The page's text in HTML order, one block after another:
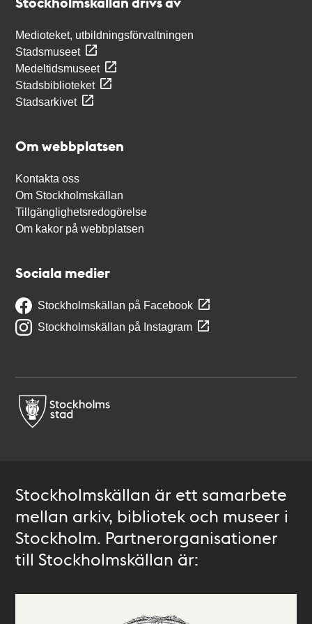
Medioteket, utbildningsförvaltningen
Stadsmuseet
Medeltidsmuseet
Stadsbiblioteket
Stadsarkivet
Om webbplatsen
Kontakta oss
Om Stockholmskällan
Tillgänglighetsredogörelse
Om kakor på webbplatsen
Sociala medier
Stockholmskällan på Facebook
Stockholmskällan på Instagram
Stockholmskällan är ett samarbete
mellan arkiv, bibliotek och museer i
Stockholm. Partnerorganisationer
till Stockholmskällan är: